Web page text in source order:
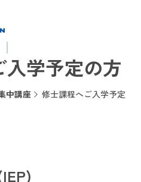
学予定の方
中講座
修士課程へご入学予定